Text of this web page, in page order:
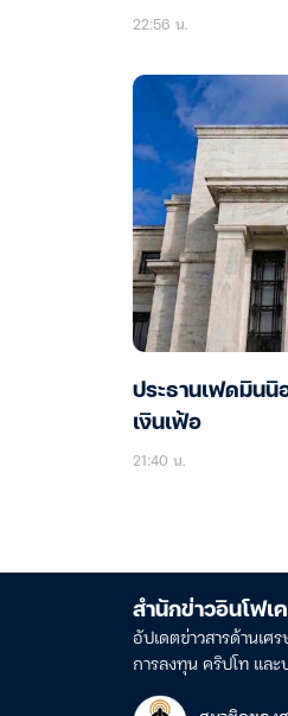
22:56 น.
ประธานเฟดมินนิ
เงินเฟ้อ
21:40 น.
สำนักข่าวอินโฟเ
อัปเดตข่าวสารด้านเศ
การลงทุน คริปโท และ